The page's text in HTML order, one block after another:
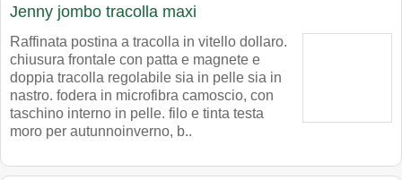
Jenny jombo tracolla maxi
Raffinata postina a tracolla in vitello dollaro.
chiusura frontale con patta e magnete e
doppia tracolla regolabile sia in pelle sia in
nastro. fodera in microfibra camoscio, con
taschino interno in pelle. filo e tinta testa
moro per autunnoinverno, b..